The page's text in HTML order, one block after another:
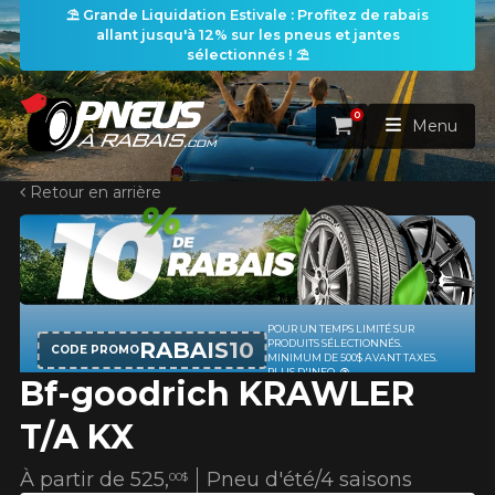
⛱️ Grande Liquidation Estivale : Profitez de rabais
allant jusqu'à 12% sur les pneus et jantes
sélectionnés ! ⛱️
ACCUEIL
PNEUS
RECHERCHE DE PNEUS VOIR TOUT
Rechercher par
Par dimensions Par véhicule
Recherche par dimensions
ROUES
RECHERCHE DE ROUES VOIR TOUT
ENSEMBLES
RECHERCHE D'ENSEMBLES
PROMOTIONS
Panier
0
Menu
Retour en arrière
Bf-goodrich KRAWLER
T/A KX
Pneu d'été/4 saisons
À partir de 525,00$
CODE PROMORABAIS10
POUR UN TEMPS LIMITÉ SUR
PRODUITS SÉLECTIONNÉS.
MINIMUM DE 500$ AVANT TAXES.
PLUS D'INFO